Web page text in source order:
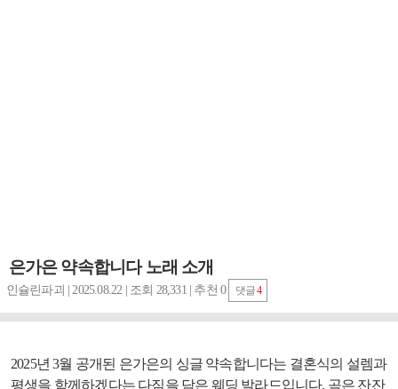
은가은 약속합니다 노래 소개
인슐린파괴 | 2025.08.22 | 조회 28,331 | 추천 0 댓글4
2025년 3월 공개된 은가은의 싱글 약속합니다는 결혼식의 설렘과
평생을 함께하겠다는 다짐을 담은 웨딩 발라드입니다. 곡은 잔잔